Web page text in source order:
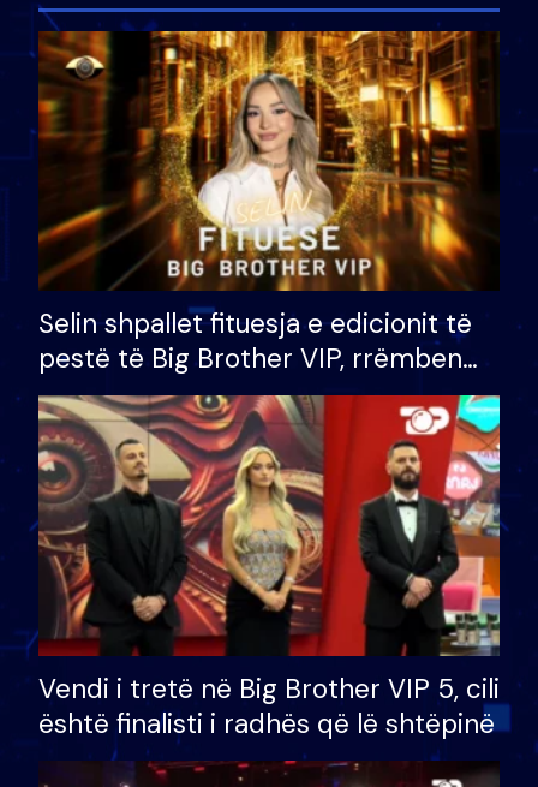
Selin shpallet fituesja e edicionit të
pestë të Big Brother VIP, rrëmben
çmimin e madh prej 100 mijë eurosh
Vendi i tretë në Big Brother VIP 5, cili
është finalisti i radhës që lë shtëpinë